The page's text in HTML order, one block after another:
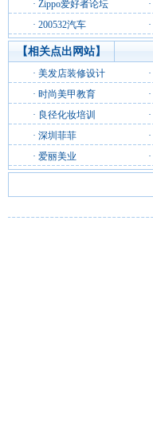
· Zippo爱好者论坛 ·
· 200532汽车 ·
【相关点出网站】
· 美发店装修设计 ·
· 时尚美甲教育 ·
· 良径化妆培训 ·
· 深圳菲菲 ·
· 爱丽美业 ·